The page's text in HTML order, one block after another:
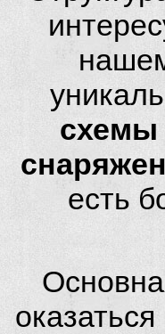
схемы
есть